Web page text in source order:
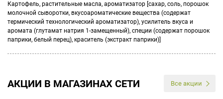
Картофель, растительные масла, ароматизатор [сахар, соль, порошок
молочной сыворотки, вкусоароматические вещества (содержат
термический технологический ароматизатор), усилитель вкуса и
аромата (глутамат натрия 1-замещенный), специи (содержат порошок
паприки, белый перец), краситель (экстракт паприки)]
АКЦИИ В МАГАЗИНАХ СЕТИ Все акции